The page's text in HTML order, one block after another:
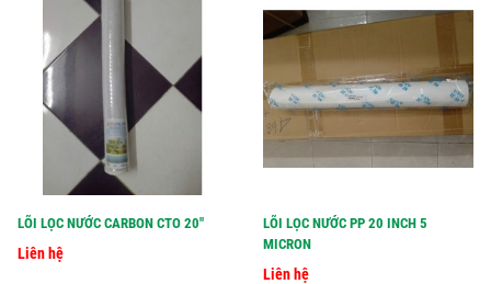
LÕI LỌC NƯỚC CARBON CTO 20"
Liên hệ
LÕI LỌC NƯỚC PP 20 INCH 5
MICRON
Liên hệ